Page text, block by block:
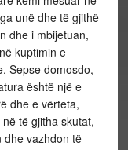
unë dhe të gjithë
dhe i mbijetuan,
kuptimin e
Sepse domosdo,
është një e
dhe e vërteta,
të gjitha skutat,
dhe vazhdon të